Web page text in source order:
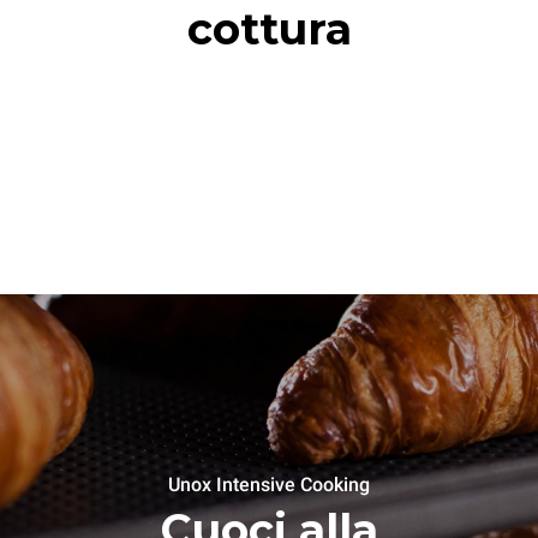
cottura
Unox Intensive Cooking